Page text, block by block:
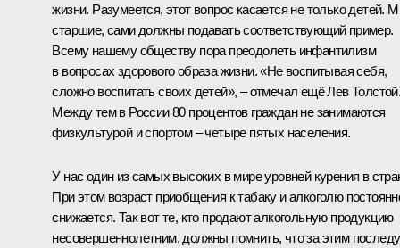
жизни. Разумеется, этот вопрос касается не только детей.
старшие, сами должны подавать соответствующий пример.
Всему нашему обществу пора преодолеть инфантилизм
в вопросах здорового образа жизни. «Не воспитывая себя,
сложно воспитать своих детей», – отмечал ещё Лев
Между тем в России 80 процентов граждан не занимаются
физкультурой и спортом – четыре пятых населения.
У нас один из самых высоких в мире уровней курения в
При этом возраст приобщения к табаку и алкоголю
снижается. Так вот те, кто продают алкогольную продукцию
несовершеннолетним, должны помнить, что за этим